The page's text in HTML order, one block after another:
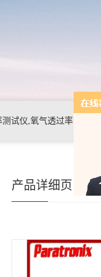
试仪,氧气透过率测试仪
试仪，热封试验仪，包装
产品详细页